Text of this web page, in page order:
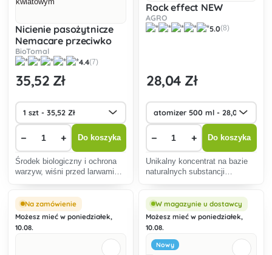
Nicienie pasożytnicze
Nemacare przeciwko
omacnicy prosowiance,
skoczkom i ćmom
kwiatowym
BioTomal
4.4(7)
35,52 Zł
− + Do koszyka
Środek biologiczny i ochrona
warzyw, wiśni przed larwami
skoczogonki, ćmy czosnkowej,
omacnicy prosowianki,
omacnicy prosowianki.
Rock effect NEW
AGRO
5.0(8)
28,04 Zł
− + Do koszyka
Unikalny koncentrat na bazie
naturalnych substancji
szkodnikami.
Na zamówienie
Możesz mieć w poniedziałek,
10.08.
W magazynie u dostawcy
Możesz mieć w poniedziałek,
10.08.
Nowy